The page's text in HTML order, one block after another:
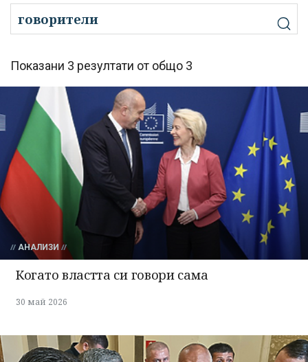
Успешно
излязохте от
профила си!
Показани 3 резултати от общо 3
АНАЛИЗИ
Когато властта си говори сама
30 май 2026